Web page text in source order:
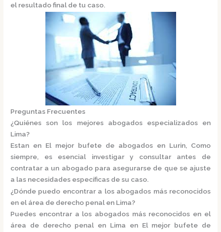
el resultado final de tu caso.
Preguntas Frecuentes
¿Quiénes son los mejores abogados especializados en
Lima?
Estan en El mejor bufete de abogados en Lurin, Como
siempre, es esencial investigar y consultar antes de
contratar a un abogado para asegurarse de que se ajuste
a las necesidades específicas de su caso.
¿Dónde puedo encontrar a los abogados más reconocidos
en el área de derecho penal en Lima?
Puedes encontrar a los abogados más reconocidos en el
área de derecho penal en Lima en El mejor bufete de